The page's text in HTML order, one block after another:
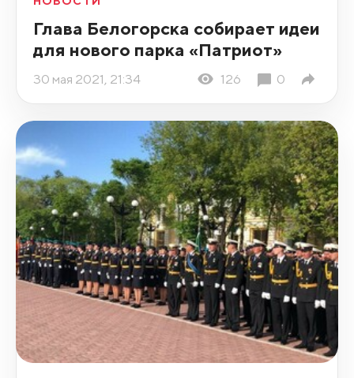
Глава Белогорска собирает идеи
для нового парка «Патриот»
30 мая 2021, 21:34 126 0